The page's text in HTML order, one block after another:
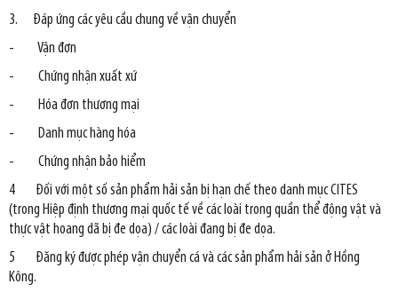
3. Đáp ứng các yêu cầu chung về vận chuyển
- Vận đơn
- Chứng nhận xuất xứ
- Hóa đơn thương mại
- Danh mục hàng hóa
- Chứng nhận bảo hiểm
4 Đối với một số sản phẩm hải sản bị hạn chế theo danh mục CITES
(trong Hiệp định thương mại quốc tế về các loài trong quần thể động vật và
thực vật hoang dã bị đe dọa) / các loài đang bị đe dọa.
5 Đăng ký được phép vận chuyển cá và các sản phẩm hải sản ở Hồng
Kông.